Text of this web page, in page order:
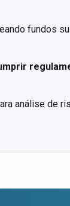
fundos
análise de